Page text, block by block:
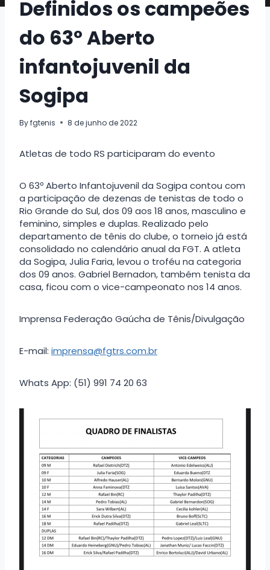
Definidos os campeões
do 63º Aberto
infantojuvenil da
Sogipa
Byfgtenis 8 de junho de 2022
Atletas de todo RS participaram do evento
O 63º Aberto Infantojuvenil da Sogipa contou com
a participação de dezenas de tenistas de todo o
Rio Grande do Sul, dos 09 aos 18 anos, masculino e
feminino, simples e duplas. Realizado pelo
departamento de tênis do clube, o torneio já está
consolidado no calendário anual da FGT. A atleta
da Sogipa, Julia Faria, levou o troféu na categoria
dos 09 anos. Gabriel Bernadon, também tenista da
casa, ficou com o vice-campeonato nos 14 anos.
Imprensa Federação Gaúcha de Tênis/Divulgação
E-mail: imprensa@fgtrs.com.br
Whats App: (51) 991 74 20 63